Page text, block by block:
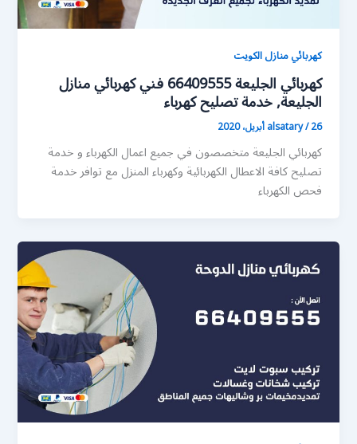
كهربائي منازل الكويت
كهربائي الجليعة 66409555 فني كهربائي منازل
الجليعة, خدمة تصليح كهرباء
alsatary/26 أبريل، 2020
كهربائي الجليعة متخصصون في جميع اعمال الكهرباء و خدمة
تصليح كافة الاعطال الكهربائية وكهرباء المنزل مع توافر خدمة
فحص الكهرباء